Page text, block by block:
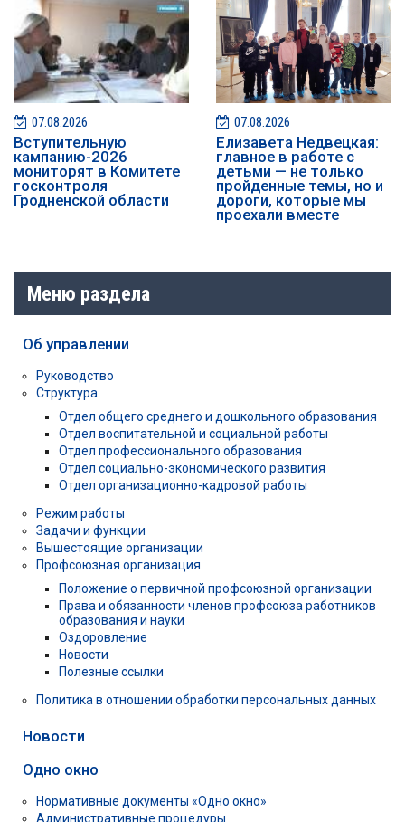
07.08.2026
️️Вступительную
кампанию-2026
мониторят в Комитете
госконтроля
Гродненской области
07.08.2026
Елизавета Недвецкая:
главное в работе с
детьми — не только
пройденные темы, но и
дороги, которые мы
проехали вместе
Меню раздела
Об управлении
Руководство
Структура
Отдел общего среднего и дошкольного образования
Отдел воспитательной и социальной работы
Отдел профессионального образования
Отдел социально-экономического развития
Отдел организационно-кадровой работы
Режим работы
Задачи и функции
Вышестоящие организации
Профсоюзная организация
Положение о первичной профсоюзной организации
Права и обязанности членов профсоюза работников
образования и науки
Оздоровление
Новости
Полезные ссылки
Политика в отношении обработки персональных данных
Новости
Одно окно
Нормативные документы «Одно окно»
Административные процедуры